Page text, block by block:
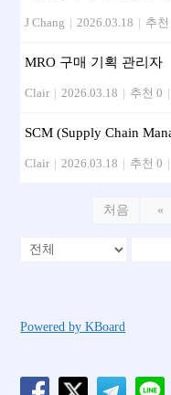
J Chang | 2026.03.18 | 추천
MRO 구매 기획 관리자
Clair | 2026.03.18 | 추천 0 |
SCM (Supply Chain
Clair | 2026.03.18 | 추천 0 |
처음 «
Powered by KBoard